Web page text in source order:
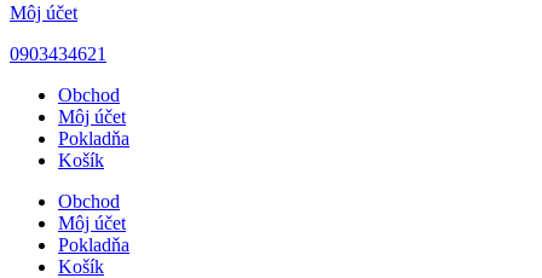
Môj účet
0903434621
Obchod
Môj účet
Pokladňa
Košík
Obchod
Môj účet
Pokladňa
Košík